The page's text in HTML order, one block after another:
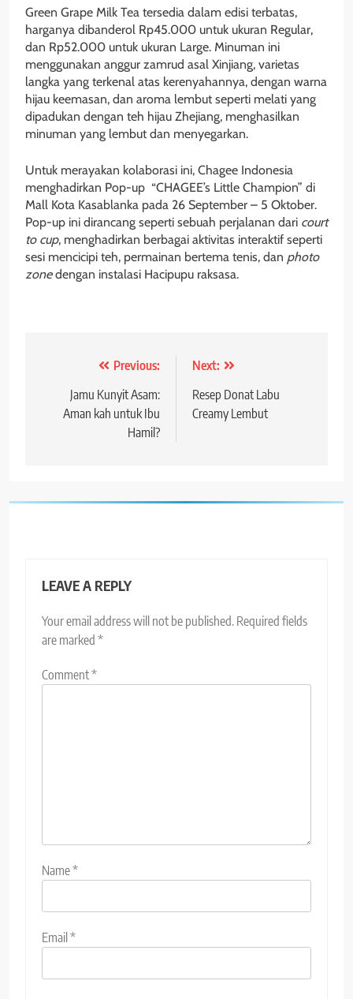
Green Grape Milk Tea tersedia dalam edisi terbatas,
harganya dibanderol Rp45.000 untuk ukuran Regular,
dan Rp52.000 untuk ukuran Large. Minuman ini
menggunakan anggur zamrud asal Xinjiang, varietas
langka yang terkenal atas kerenyahannya, dengan warna
hijau keemasan, dan aroma lembut seperti melati yang
dipadukan dengan teh hijau Zhejiang, menghasilkan
minuman yang lembut dan menyegarkan.
Untuk merayakan kolaborasi ini, Chagee Indonesia
menghadirkan Pop-up “CHAGEE’s Little Champion” di
Mall Kota Kasablanka pada 26 September – 5 Oktober.
Pop-up ini dirancang seperti sebuah perjalanan dari court
to cup, menghadirkan berbagai aktivitas interaktif seperti
sesi mencicipi teh, permainan bertema tenis, dan photo
zonedengan instalasi Hacipupu raksasa.
navigation
Previous:
Jamu Kunyit Asam:
Aman kah untuk Ibu
Hamil?
Next:
Resep Donat Labu
Creamy Lembut
LEAVE A REPLY
Your email address will not be published. Required fields
are marked *
Comment*
Name*
Email *